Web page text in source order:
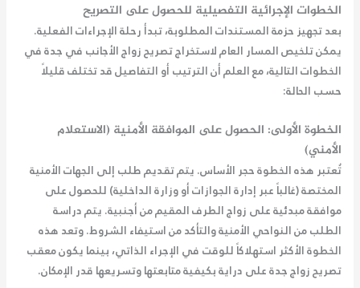
الخطوات الإجرائية التفصيلية للحصول على التصريح
بعد تجهيز حزمة المستندات المطلوبة، تبدأ رحلة الإجراءات الفعلية.
يمكن تلخيص المسار العام لاستخراج تصريح زواج الأجانب في جدة في
الخطوات التالية، مع العلم أن الترتيب أو التفاصيل قد تختلف قليلاً
حسب الحالة:
الخطوة الأولى: الحصول على الموافقة الأمنية (الاستعلام
الأمني)
تُعتبر هذه الخطوة حجر الأساس. يتم تقديم طلب إلى الجهات الأمنية
المختصة (غالباً عبر إدارة الجوازات أو وزارة الداخلية) للحصول على
موافقة مبدئية على زواج الطرف المقيم من أجنبية. يتم دراسة
الطلب من النواحي الأمنية والتأكد من استيفاء الشروط. وتعد هذه
الخطوة الأكثر استهلاكاً للوقت في الإجراء الذاتي، بينما يكونمعقب
تصريح زواج جدةعلى دراية بكيفية متابعتها وتسريعها قدر الإمكان.